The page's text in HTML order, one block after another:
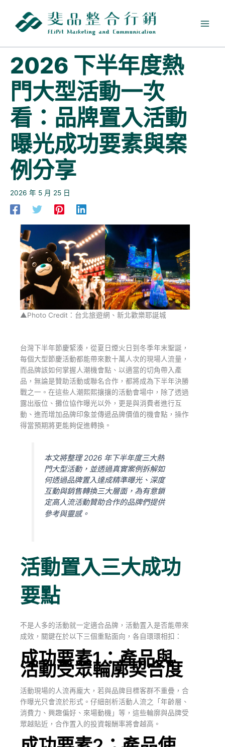
內
2026 下半年度熱
門大型活動一次
看：品牌置入活動
曝光成功要素與案
例分享
2026 年 5 月 25 日
▲Photo Credit：台北旅遊網、新北歡樂耶誕城
台灣下半年節慶緊湊，從夏日煙火日到冬季年末聖誕，
每個大型節慶活動都能帶來數十萬人次的現場人流量，
而品牌該如何掌握人潮機會點、以適當的切角帶入產
品，無論是贊助活動或聯名合作，都將成為下半年決勝
戰之一。在這些人潮熙熙攘攘的活動會場中，除了透過
露出版位、攤位協作曝光以外，更是與消費者進行互
動、進而增加品牌印象並傳遞品牌價值的機會點，操作
得當預期將更能夠促進轉換。
本文將整理 2026 年下半年度三大熱
門大型活動，並透過真實案例拆解如
何透過品牌置入達成精準曝光、深度
互動與銷售轉換三大層面，為有意鎖
定高人流活動贊助合作的品牌們提供
參考與靈感。
活動置入三大成功
要點
不是人多的活動就一定適合品牌，活動置入是否能帶來
成效，關鍵在於以下三個重點面向，各自環環相扣：
成功要素1：產品與
活動受眾輪廓契合度
活動現場的人流再龐大，若與品牌目標客群不重疊，合
作曝光只會流於形式。仔細剖析活動人流之「年齡層、
消費力、興趣偏好、來場動機」等，這些輪廓與品牌受
眾越貼近，合作置入的投資報酬率將會越高。